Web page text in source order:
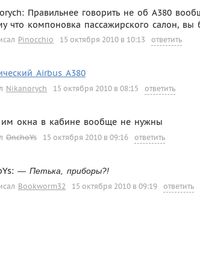
Правильнее говорить не об А380
что компоновка пассажирского салон, вы
Pinocchio 15 октября 2010 в 10:13 ответить
Airbus А380
Nikanorych 15 октября 2010 в 08:15 ответить
им окна в кабине вообще не нужны
OnchoYs 15 октября 2010 в 09:16 ответить
— Петька, приборы?!
Bookworm32 15 октября 2010 в 09:19 ответить